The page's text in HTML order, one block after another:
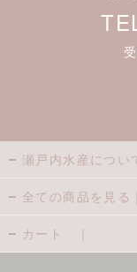
瀬戸内水産につい
全ての商品を見る｜
カート ｜